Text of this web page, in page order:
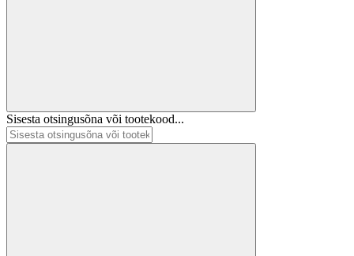
Sisesta otsingusõna või tootekood...